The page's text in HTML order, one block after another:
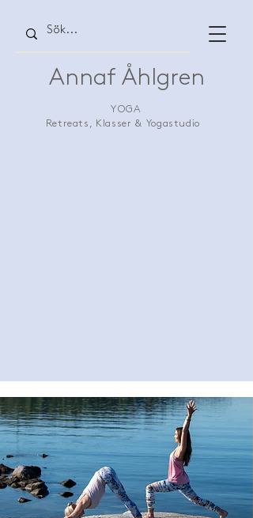
Annaf Åhlgren
YOGA
Retreats, Klasser & Yogastudio